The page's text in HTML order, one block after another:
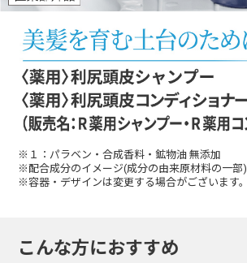
※１：パラベン・合成香料・鉱物油 無添加
※配合成分のイメージ(成分の由来原材料の一部)
※容器・デザインは変更する場合がございます。
こんな方におすすめ